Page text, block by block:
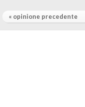
« opinione precedente